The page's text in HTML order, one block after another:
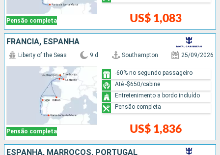
Pensão completa US$ 1,083
FRANCIA, ESPANHA
Pensão completa
Liberty of the Seas 9 d Southampton 25/09/2026
US$ 1,836
-60% no segundo passageiro
Até -$650/cabine
Entretenimento a bordo incluído
Pensão completa
ESPANHA, MARROCOS, PORTUGAL